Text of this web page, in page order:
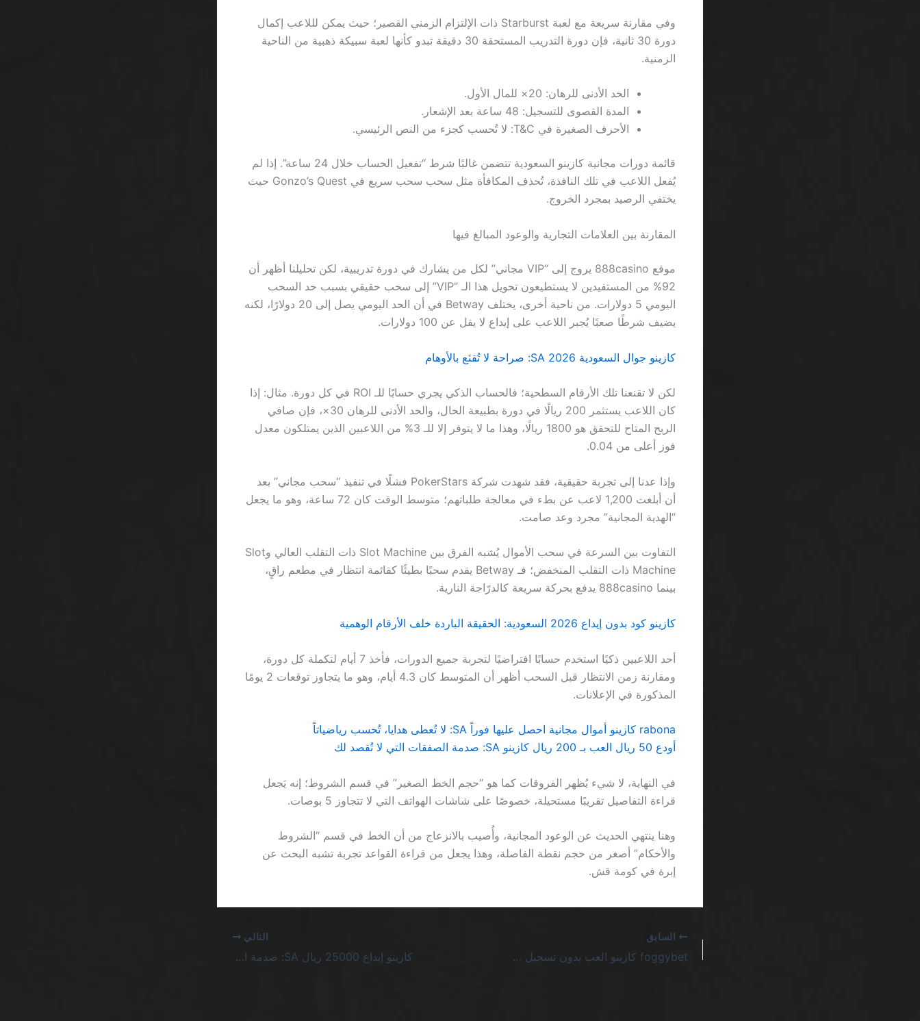
وفي مقارنة سريعة مع لعبة Starburst ذات الإلتزام الزمني القصير؛ حيث يمكن لللاعب إكمال
دورة 30 ثانية، فإن دورة التدريب المستحقة 30 دقيقة تبدو كأنها لعبة سبيكة ذهبية من الناحية
الزمنية.
الحد الأدنى للرهان: 20× للمال الأول.
المدة القصوى للتسجيل: 48 ساعة بعد الإشعار.
الأحرف الصغيرة في T&C: لا تُحسب كجزء من النص الرئيسي.
قائمة دورات مجانية كازينو السعودية تتضمن غالبًا شرط “تفعيل الحساب خلال 24 ساعة”. إذا لم
يُفعل اللاعب في تلك النافذة، تُحذف المكافأة مثل سحب سحب سريع في Gonzo’s Quest حيث
يختفي الرصيد بمجرد الخروج.
المقارنة بين العلامات التجارية والوعود المبالغ فيها
موقع 888casino يروج إلى “VIP مجاني” لكل من يشارك في دورة تدريبية، لكن تحليلنا أظهر أن
92% من المستفيدين لا يستطيعون تحويل هذا الـ “VIP” إلى سحب حقيقي بسبب حد السحب
اليومي 5 دولارات. من ناحية أخرى، يختلف Betway في أن الحد اليومي يصل إلى 20 دولارًا، لكنه
يضيف شرطًا صعبًا يُجبر اللاعب على إيداع لا يقل عن 100 دولارات.
كازينو جوال السعودية 2026 SA: صراحة لا تُقنَع بالأوهام
لكن لا تقنعنا تلك الأرقام السطحية؛ فالحساب الذكي يجري حسابًا للـ ROI في كل دورة. مثال: إذا
كان اللاعب يستثمر 200 ريالًا في دورة بطبيعة الحال، والحد الأدنى للرهان 30×، فإن صافي
الربح المتاح للتحقق هو 1800 ريالًا، وهذا ما لا يتوفر إلا للـ 3% من اللاعبين الذين يمتلكون معدل
فوز أعلى من 0.04.
وإذا عدنا إلى تجربة حقيقية، فقد شهدت شركة PokerStars فشلًا في تنفيذ “سحب مجاني” بعد
أن أبلغت 1,200 لاعب عن بطء في معالجة طلباتهم؛ متوسط الوقت كان 72 ساعة، وهو ما يجعل
“الهدية المجانية” مجرد وعد صامت.
التفاوت بين السرعة في سحب الأموال يُشبه الفرق بين Slot Machine ذات التقلب العالي وSlot
Machine ذات التقلب المنخفض؛ فـ Betway يقدم سحبًا بطيئًا كقائمة انتظار في مطعم راقٍ،
بينما 888casino يدفع بحركة سريعة كالدرّاجة النارية.
كازينو كود بدون إيداع 2026 السعودية: الحقيقة الباردة خلف الأرقام الوهمية
أحد اللاعبين ذكيًا استخدم حسابًا افتراضيًا لتجربة جميع الدورات، فأخذ 7 أيام لتكملة كل دورة،
ومقارنة زمن الانتظار قبل السحب أظهر أن المتوسط كان 4.3 أيام، وهو ما يتجاوز توقعات 2 يومًا
المذكورة في الإعلانات.
rabona كازينو أموال مجانية احصل عليها فوراً SA: لا تُعطى هدايا، تُحسب رياضياتاً
أودع 50 ريال العب بـ 200 ريال كازينو SA: صدمة الصفقات التي لا تُقصد لك
في النهاية، لا شيء يُظهر الفروقات كما هو “حجم الخط الصغير” في قسم الشروط؛ إنه يَجعل
قراءة التفاصيل تقريبًا مستحيلة، خصوصًا على شاشات الهواتف التي لا تتجاوز 5 بوصات.
وهنا ينتهي الحديث عن الوعود المجانية، وأُصيب بالانزعاج من أن الخط في قسم “الشروط
والأحكام” أصغر من حجم نقطة الفاصلة، وهذا يجعل من قراءة القواعد تجربة تشبه البحث عن
إبرة في كومة قش.
السابق
foggybet كازينو العب بدون تسجيل 2026 فوراً السعودية: صدمة الواقع وراء الوعود المجانية
التالي
كازينو إيداع 25000 ريال SA: صدمة الأرقام ليست للضحايا المستهلكين